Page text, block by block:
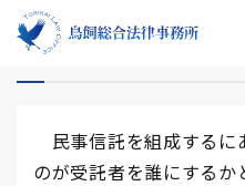
受託者
民事信託を組成するに
のが受託者を誰にする